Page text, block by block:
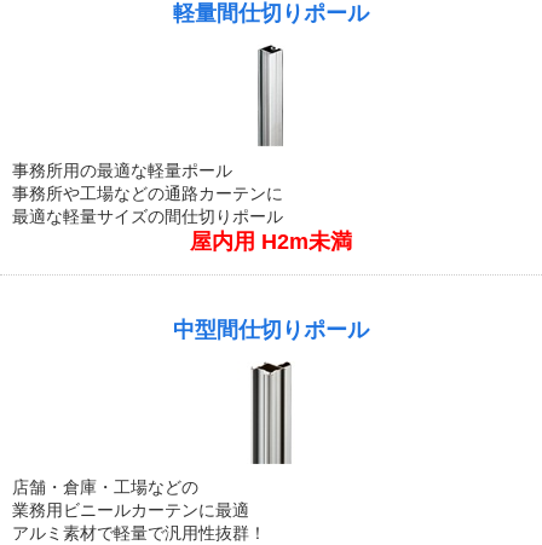
軽量間仕切りポール
事務所用の最適な軽量ポール
事務所や工場などの通路カーテンに
最適な軽量サイズの間仕切りポール
屋内用 H2m未満
中型間仕切りポール
店舗・倉庫・工場などの
業務用ビニールカーテンに最適
アルミ素材で軽量で汎用性抜群！